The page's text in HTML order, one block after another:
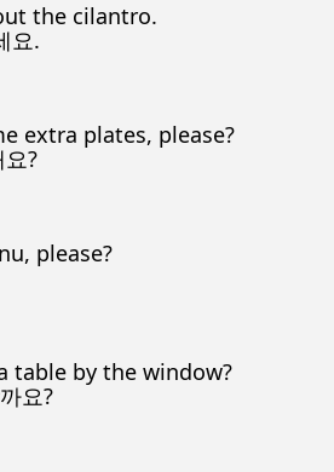
the cilantro.
요.
extra plates, please?
?
please?
table by the window?
요?